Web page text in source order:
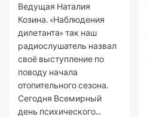
Ведущая Наталия
Козина. «Наблюдения
дилетанта» так наш
радиослушатель назвал
своё выступление по
поводу начала
отопительного сезона.
Сегодня Всемирный
день психического...